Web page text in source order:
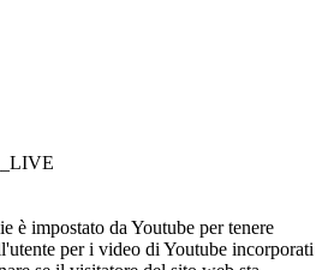
è impostato da Youtube per tenere
per i video di Youtube incorporati